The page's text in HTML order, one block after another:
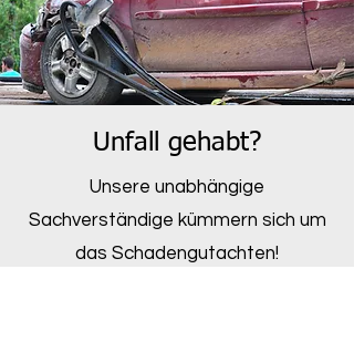
Unfall gehabt?
Unsere unabhängige
Sachverständige kümmern sich um
das Schadengutachten!